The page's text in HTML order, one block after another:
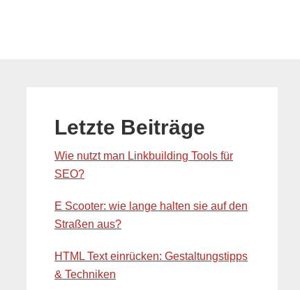
Sidebar
Letzte Beiträge
Wie nutzt man Linkbuilding Tools für
SEO?
E Scooter: wie lange halten sie auf den
Straßen aus?
HTML Text einrücken: Gestaltungstipps
& Techniken